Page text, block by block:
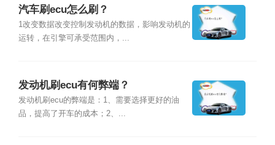
汽车刷ecu怎么刷？
1改变数据改变控制发动机的数据，影响发动机的
运转，在引擎可承受范围内，...
发动机刷ecu有何弊端？
发动机刷ecu的弊端是：1、需要选择更好的油
品，提高了开车的成本；2、...